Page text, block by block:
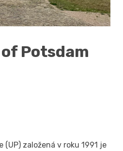
Potsdam
založená v roku 1991 je